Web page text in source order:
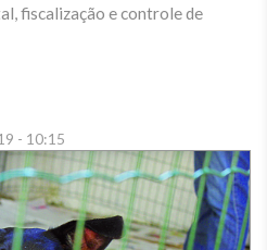
fiscalização e controle de
- 10:15